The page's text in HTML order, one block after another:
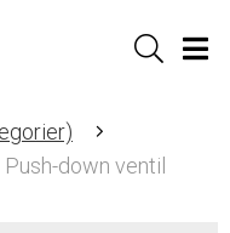
Sök
Push-down ventil